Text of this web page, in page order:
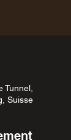
Tunnel,
Suisse